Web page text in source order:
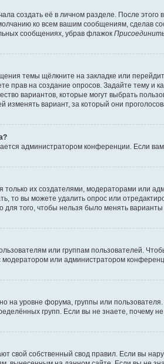
создать её в личном разделе. После этого
ко всем вашим сообщениям, сделав
сообщениях, убрав флажок
темы щёлкните на закладке или
прав на создание опросов. Задайте тему и
вариантов, которые могут выбрать
вариант, за который они
администратором конференции. Если
только их создателями, модераторами или
то вы можете удалить опрос или
того, чтобы нельзя было менять варианты
или группам пользователей.
или администратором
на уровне форума, группы или
групп. Если вы не знаете, почему
свой собственный свод правил. Если вы